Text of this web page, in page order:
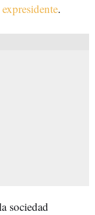
.
sociedad